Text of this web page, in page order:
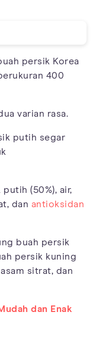
persik Korea
400
varian rasa.
putih segar
(50%), air,
dan antioksidan
buah persik
persik kuning
sitrat, dan
dan Enak